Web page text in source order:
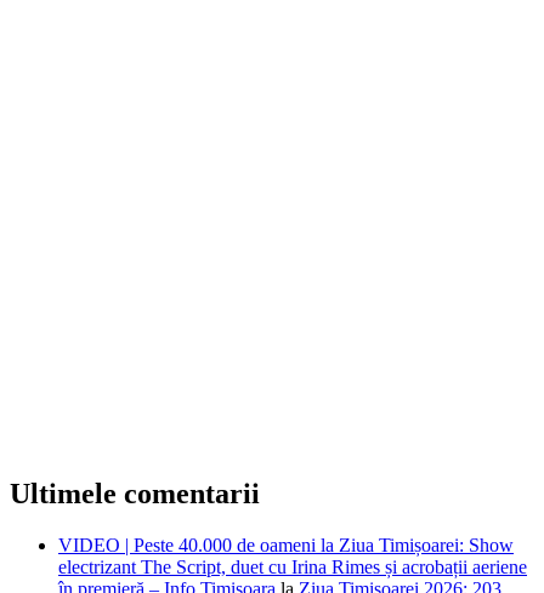
Ultimele comentarii
VIDEO | Peste 40.000 de oameni la Ziua Timișoarei: Show
electrizant The Script, duet cu Irina Rimes și acrobații aeriene
în premieră – Info Timișoara la Ziua Timișoarei 2026: 203